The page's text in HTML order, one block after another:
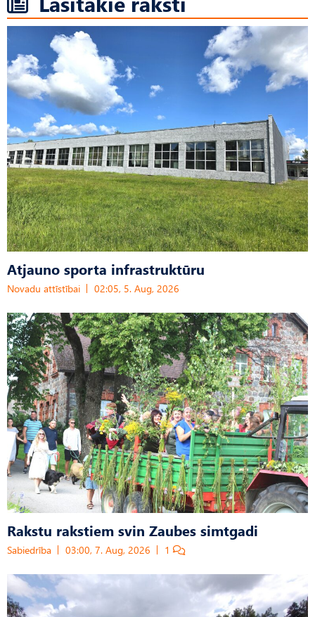
Atjauno sporta infrastruktūru
Novadu attīstībai 02:05, 5. Aug, 2026
Rakstu rakstiem svin Zaubes simtgadi
Sabiedrība 03:00, 7. Aug, 2026 1